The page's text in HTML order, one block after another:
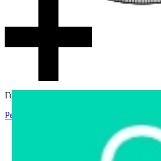
Гостевой доступ
Регистрация
Интернет-магазин